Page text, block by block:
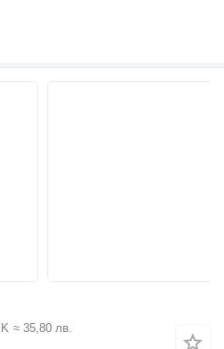
≈ 35,80 лв.